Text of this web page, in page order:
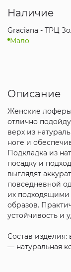
Наличие
Graciana - ТРЦ
Мало
Описание
Женские лоферы
отлично
верх из
ноге и
Подкладка из
посадку и
выглядят
повседневной
их подходящими
образов.
устойчивость и
Состав изделия:
— натуральная